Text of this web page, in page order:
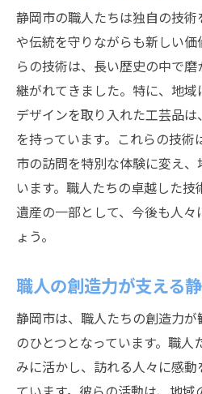
静岡市の職人たちは独自の技
や伝統を守りながらも新しい
らの技術は、長い歴史の中で
継がれてきました。特に、地
デザインを取り入れた工芸品
を持っています。これらの技
市の訪問を特別な体験に変え
います。職人たちの卓越した
遺産の一部として、今後も人
ょう。
職人の創造力が支える
静岡市は、職人たちの創造力
のひとつとなっています。職
みに活かし、訪れる人々に感